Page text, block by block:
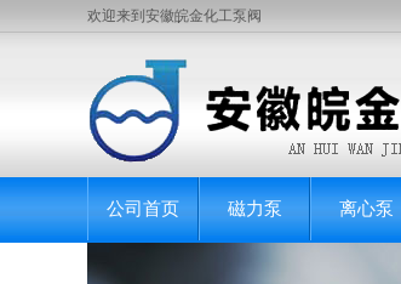
欢迎来到安徽皖金化工泵阀
公司首页 磁力泵 离心泵